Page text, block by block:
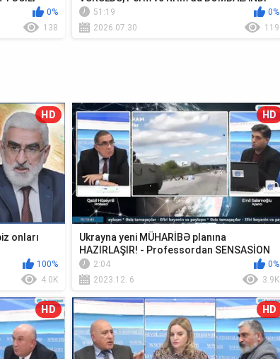
0%
138
51:19
0%
2026.07.30
119
HD
onları
100%
4.0K
HD
Ukrayna yeni MÜHARİBƏ planına
HAZIRLAŞIR! - Professordan SENSASİON
açıqlama
2:04
0%
2023.12. 6
3.9K
HD HD